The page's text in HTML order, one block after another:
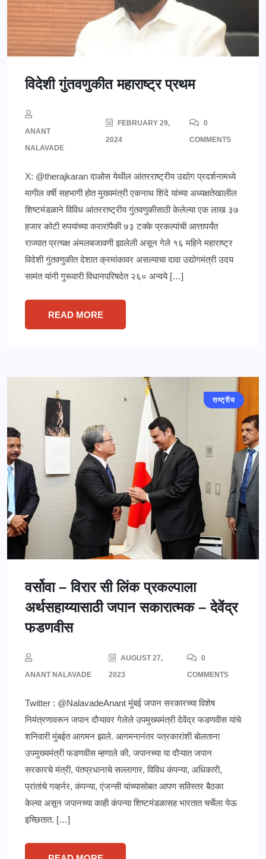
विदेशी गुंतवणुकीत महाराष्ट्र प्रथम
ANANT
NALAVADE
FEBRUARY 29,
2024
0
COMMENTS
X: @therajkaran दाओस येथील आंतरराष्ट्रीय उद्योग प्रदर्शनामध्ये
मागील वर्षी सहभागी होत मुख्यमंत्री एकनाथ शिंदे यांच्या अध्यक्षतेखालील
शिष्टमंडळाने विविध आंतरराष्ट्रीय गुंतवणुकीसाठी केलेल्या एक लाख ३७
हजार कोटी रुपयांच्या करारांपैकी ७३ टक्के प्रकल्पांची आत्तापर्यंत
राज्यात प्रत्यक्ष अंमलबजावणी झालेली असून गेले १६ महिने महाराष्ट्र
विदेशी गुंतवणुकीत देशात क्रमांकावर असल्याचा दावा उद्योगमंत्री उदय
सामंत यांनी गुरूवारी विधानपरिषदेत २६० अन्वये […]
READ MORE
राष्ट्रीय
वर्सोवा – विरार सी लिंक प्रकल्पाला
अर्थसहाय्यासाठी जपान सकारात्मक – देवेंद्र
फडणवीस
ANANT NALAVADE
AUGUST 27,
2023
0
COMMENTS
Twitter : @NalavadeAnant मुंबई जपान सरकारच्या विशेष
निमंत्रणावरून जपान दौऱ्यावर गेलेले उपमुख्यमंत्री देवेंद्र फडणवीस यांचे
शनिवारी मुंबईत आगमन झाले. आगमनानंतर पत्रकारांशी बोलताना
उपमुख्यमंत्री फडणवीस म्हणाले की, जपानच्या या दौऱ्यात जपान
सरकारचे मंत्री, पंतप्रधानाचे सल्लागार, विविध कंपन्या, अधिकारी,
प्रांतांचे गव्हर्नर, कंपन्या, एंजन्सी यांच्यासोबत आपण सविस्तर बैठका
केल्या असून जपानच्या काही कंपन्या शिष्टमंडळासह भारतात चर्चेला येऊ
इच्छितात. […]